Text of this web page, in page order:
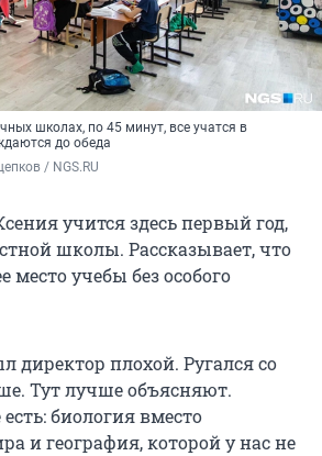
школах, по 45 минут, все учатся в
до обеда
/ NGS.RU
учится здесь первый год,
школы. Рассказывает, что
место учебы без особого
директор плохой. Ругался со
Тут лучше объясняют.
биология вместо
и география, которой у нас не